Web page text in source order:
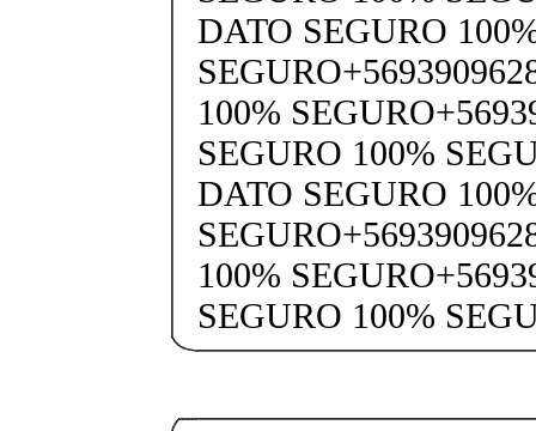
DATO SEGURO
100%
SEGURO 100%
DATO SEGURO
100%
SEGURO 100%